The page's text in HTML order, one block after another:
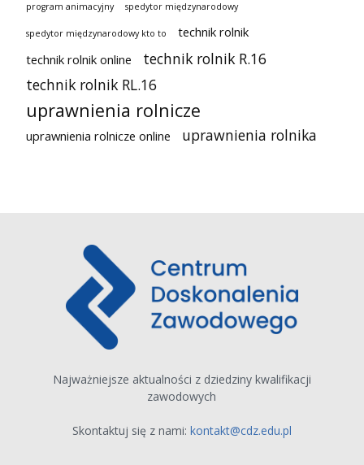
program animacyjny spedytor międzynarodowy
spedytor międzynarodowy kto to
technik rolnik
technik rolnik online
technik rolnik R.16
technik rolnik RL.16
uprawnienia rolnicze
uprawnienia rolnicze online uprawnienia rolnika
Najważniejsze aktualności z dziedziny kwalifikacji
zawodowych
Skontaktuj się z nami: kontakt@cdz.edu.pl